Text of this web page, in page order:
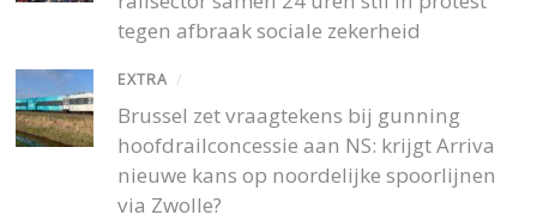
tegen afbraak sociale zekerheid
EXTRA /
Brussel zet vraagtekens bij gunning
hoofdrailconcessie aan NS: krijgt Arriva
nieuwe kans op noordelijke spoorlijnen
via Zwolle?